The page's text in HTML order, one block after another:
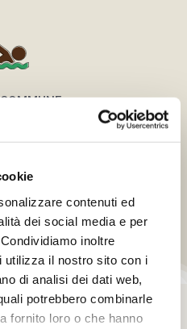
contenuti ed
dei social media e per
inoltre
utilizza il nostro sito con i
di analisi dei dati web,
potrebbero combinarle
fornito loro o che hanno